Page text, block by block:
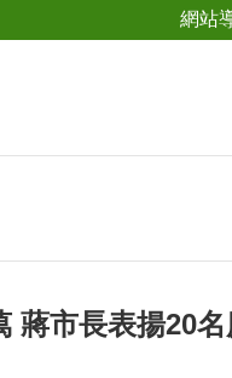
網站
蔣市長表揚20